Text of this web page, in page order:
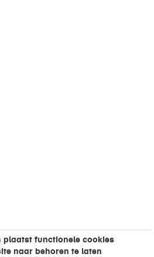
plaatst functionele cookies
naar behoren te laten